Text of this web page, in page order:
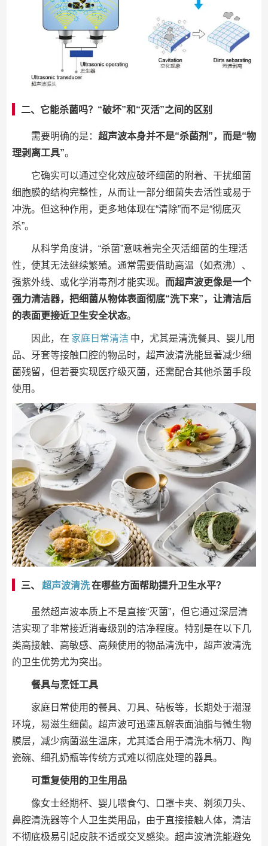
二、它能杀菌吗？“破坏”和“灭活”之间的区别
需要明确的是： 超声波本身并不是“杀菌剂”，而是“物
理剥离工具”。
它确实可以通过空化效应破坏细菌的附着、干扰细菌
细胞膜的结构完整性，从而让一部分细菌失去活性或易于
冲洗。但这种作用，更多地体现在“清除”而不是“彻底灭
杀”。
从科学角度讲，“杀菌”意味着完全灭活细菌的生理活
性，使其无法继续繁殖。通常需要借助高温（如煮沸）、
强紫外线、或化学消毒剂才能实现。 而超声波更像是一个
强力清洁器，把细菌从物体表面彻底“洗下来”，让清洁后
的表面更接近卫生安全状态。
因此，在 家庭日常清洁 中，尤其是清洗餐具、婴儿用
品、牙套等接触口腔的物品时，超声波清洗能显著减少细
菌残留，但若要实现医疗级灭菌，还需配合其他杀菌手段
使用。
三、 超声波清洗在哪些方面帮助提升卫生水平？
虽然超声波本质上不是直接“灭菌”，但它通过深层清
洁实现了非常接近消毒级别的洁净程度。特别是在以下几
类高接触、高敏感、高频使用的物品清洗中，超声波清洗
的卫生优势尤为突出。
餐具与烹饪工具
家庭日常使用的餐具、刀具、砧板等，长期处于潮湿
环境，易滋生细菌。超声波可迅速瓦解表面油脂与微生物
膜层，减少病菌滋生温床，尤其适合用于清洗木柄刀、陶
瓷碗、细孔奶瓶等传统方式难以彻底处理的器具。
可重复使用的卫生用品
像女士经期杯、婴儿喂食勺、口罩卡夹、剃须刀头、
鼻腔清洗器等个人卫生类用品，由于直接接触人体，清洁
不彻底极易引起皮肤不适或交叉感染。超声波清洗能避免